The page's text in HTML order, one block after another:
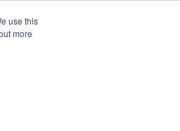
use this
more